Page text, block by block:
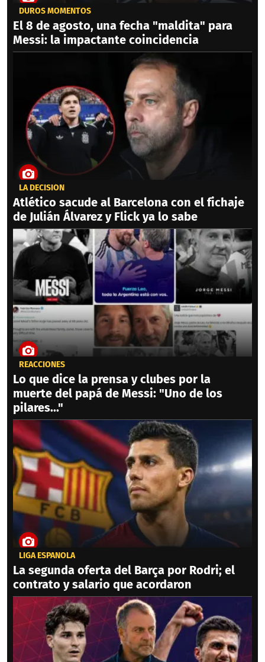
DUROS MOMENTOS
El 8 de agosto, una fecha "maldita" para
Messi: la impactante coincidencia
LA DECISIÓN
Atlético sacude al Barcelona con el fichaje
de Julián Álvarez y Flick ya lo sabe
REACCIONES
Lo que dice la prensa y clubes por la
muerte del papá de Messi: "Uno de los
pilares..."
LIGA ESPAÑOLA
La segunda oferta del Barça por Rodri; el
contrato y salario que acordaron